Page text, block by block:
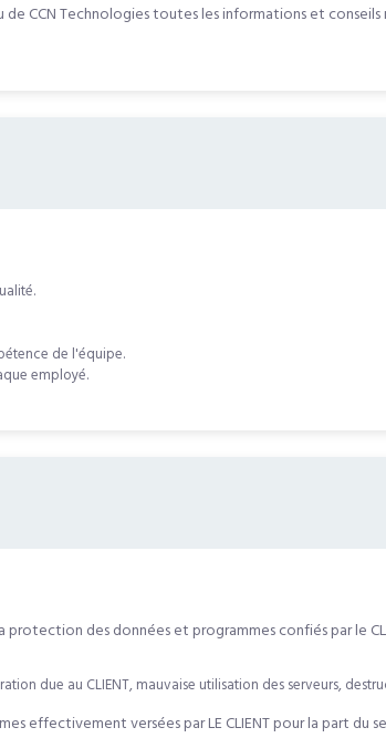
CCN Technologies toutes les informations et
de l'équipe.
employé.
des données et programmes confiés par le
due au CLIENT, mauvaise utilisation des serveurs,
effectivement versées par LE CLIENT pour la part